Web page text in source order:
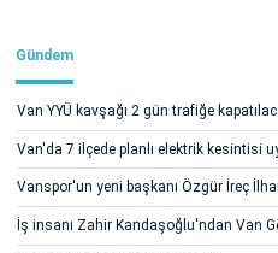
Gündem
Van YYÜ kavşağı 2 gün trafiğe
Van'da 7 ilçede planlı elektrik kesintisi
Vanspor'un yeni başkanı Özgür İreç
İş insanı Zahir Kandaşoğlu'ndan Van